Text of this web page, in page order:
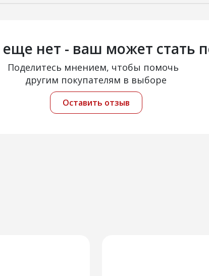
нет - ваш может стать
Поделитесь мнением, чтобы помочь
другим покупателям в выборе
Оставить отзыв